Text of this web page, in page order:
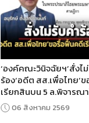
‘องค์คณะวินิจฉัยฯ’สั่งไ
ร้อง‘อดีต สส.เพื่อไทย’
เรียกสินบน 5 ล.พิจารณ
06 สิงหาคม 2569